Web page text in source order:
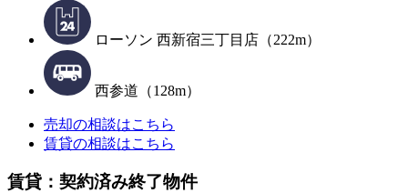
ローソン 西新宿三丁目店（222m）
西参道（128m）
売却の相談はこちら
賃貸の相談はこちら
賃貸：契約済み終了物件